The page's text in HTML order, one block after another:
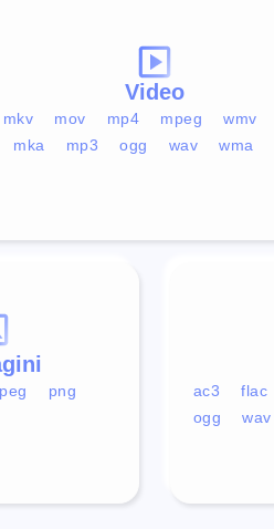
Video
mkv mov mp4 mpeg
wmv
mka mp3 ogg wav wma
ac3 flac
ogg
wav
png